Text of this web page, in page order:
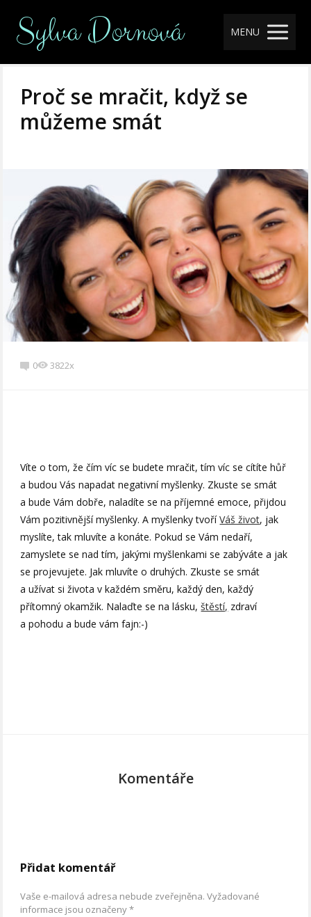
Sylva Dornová MENU
Proč se mračit, když se
můžeme smát
0 3822x
Víte o tom, že čím víc se budete mračit, tím víc se cítíte hůř
a budou Vás napadat negativní myšlenky. Zkuste se smát
a bude Vám dobře, naladíte se na příjemné emoce, přijdou
Vám pozitivnější myšlenky. A myšlenky tvoříVáš život, jak
myslíte, tak mluvíte a konáte. Pokud se Vám nedaří,
zamyslete se nad tím, jakými myšlenkami se zabýváte a jak
se projevujete. Jak mluvíte o druhých. Zkuste se smát
a užívat si života v každém směru, každý den, každý
přítomný okamžik. Nalaďte se na lásku,štěstí, zdraví
a pohodu a bude vám fajn:-)
Komentáře
Přidat komentář
Vaše e-mailová adresa nebude zveřejněna. Vyžadované
informace jsou označeny*